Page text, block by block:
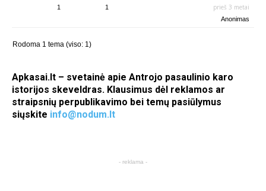
1 1 prieš 3 metai
Anonimas
Rodoma 1 tema (viso: 1)
Apkasai.lt – svetainė apie Antrojo pasaulinio karo
istorijos skeveldras. Klausimus dėl reklamos ar
straipsnių perpublikavimo bei temų pasiūlymus
siųskite info@nodum.lt
- reklama -